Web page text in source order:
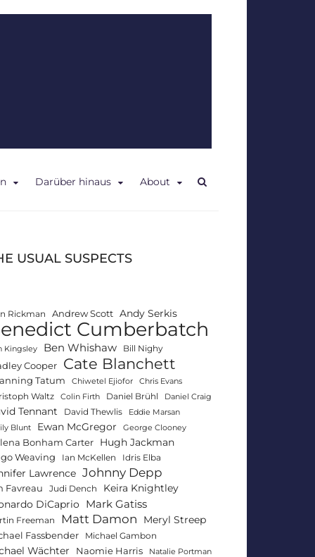
Darüber hinaus About
USUAL SUSPECTS
Rickman Andrew Scott Andy Serkis
Cumberbatch
Kingsley Ben Whishaw Bill Nighy
Cooper Cate Blanchett
Tatum Chiwetel Ejiofor Chris Evans
Waltz Colin Firth Daniel Brühl Daniel Craig
Tennant David Thewlis
Eddie Marsan
Blunt
Ewan McGregor George Clooney
Bonham Carter Hugh Jackman
Weaving Ian McKellen Idris Elba
Lawrence Johnny Depp
Favreau Judi Dench
Keira Knightley
DiCaprio
Mark Gatiss
Freeman Matt Damon Meryl Streep
Fassbender Michael Gambon
Wächter Naomie Harris Natalie Portman